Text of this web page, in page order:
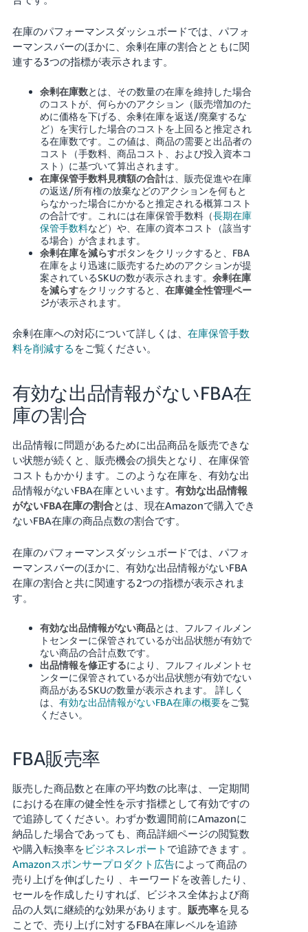
在庫のパフォーマンスダッシュボードでは、パフォ
ーマンスバーのほかに、余剰在庫の割合とともに関
連する3つの指標が表示されます。
余剰在庫数とは、その数量の在庫を維持した場合
のコストが、何らかのアクション（販売増加のた
めに価格を下げる、余剰在庫を返送/廃棄するな
ど）を実行した場合のコストを上回ると推定され
る在庫数です。この値は、商品の需要と出品者の
コスト（手数料、商品コスト、および投入資本コ
スト）に基づいて算出されます。
在庫保管手数料見積額の合計は、販売促進や在庫
の返送/所有権の放棄などのアクションを何もと
らなかった場合にかかると推定される概算コスト
の合計です。これには在庫保管手数料（長期在庫
保管手数料など）や、在庫の資本コスト（該当す
る場合）が含まれます。
余剰在庫を減らすボタンをクリックすると、FBA
在庫をより迅速に販売するためのアクションが提
案されているSKUの数が表示されます。 余剰在庫
を減らすをクリックすると、 在庫健全性管理ペー
ジが表示されます。
余剰在庫への対応について詳しくは、 在庫保管手数
料を削減する をご覧ください。
有効な出品情報がないFBA在
庫の割合
出品情報に問題があるために出品商品を販売できな
い状態が続くと、販売機会の損失となり、在庫保管
コストもかかります。このような在庫を、有効な出
品情報がないFBA在庫といいます。 有効な出品情報
がないFBA在庫の割合とは、現在Amazonで購入でき
ないFBA在庫の商品点数の割合です。
在庫のパフォーマンスダッシュボードでは、パフォ
ーマンスバーのほかに、有効な出品情報がないFBA
在庫の割合と共に関連する2つの指標が表示されま
す。
有効な出品情報がない商品とは、フルフィルメン
トセンターに保管されているが出品状態が有効で
ない商品の合計点数です。
出品情報を修正するにより、フルフィルメントセ
ンターに保管されているが出品状態が有効でない
商品があるSKUの数量が表示されます。 詳しく
は、 有効な出品情報がないFBA在庫の概要をご覧
ください。
FBA販売率
販売した商品数と在庫の平均数の比率は、一定期間
における在庫の健全性を示す指標として有効ですの
で追跡してください。わずか数週間前にAmazonに
納品した場合であっても、 商品詳細ページの閲覧数
や購入転換率をビジネスレポート で追跡できます 。
Amazonスポンサープロダクト広告によって商品の
売り上げを伸ばしたり
、キーワードを改善したり、
セールを作成したりすれば、ビジネス全体および商
品の人気に継続的な効果があります。 販売率を見る
ことで、売り上げに対するFBA在庫レベルを追跡